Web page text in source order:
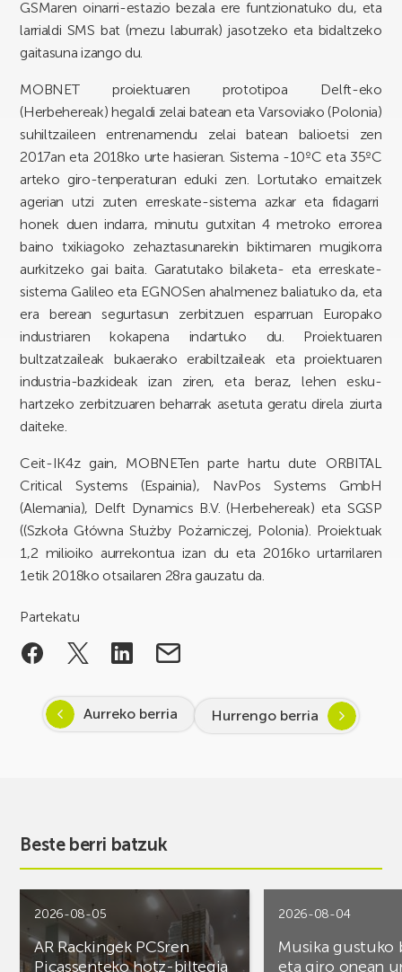
GSMaren oinarri-estazio bezala ere funtzionatuko du, eta
larrialdi SMS bat (mezu laburrak) jasotzeko eta bidaltzeko
gaitasuna izango du.
MOBNET proiektuaren prototipoa Delft-eko
(Herbehereak) hegaldi zelai batean eta Varsoviako (Polonia)
suhiltzaileen entrenamendu zelai batean balioetsi zen
2017an eta 2018ko urte hasieran. Sistema -10ºC eta 35ºC
arteko giro-tenperaturan eduki zen. Lortutako emaitzek
agerian utzi zuten erreskate-sistema azkar eta fidagarri
honek duen indarra, minutu gutxitan 4 metroko errorea
baino txikiagoko zehaztasunarekin biktimaren mugikorra
aurkitzeko gai baita. Garatutako bilaketa- eta erreskate-
sistema Galileo eta EGNOSen ahalmenez baliatuko da, eta
era berean segurtasun zerbitzuen esparruan Europako
industriaren kokapena indartuko du. Proiektuaren
bultzatzaileak bukaerako erabiltzaileak eta proiektuaren
industria-bazkideak izan ziren, eta beraz, lehen esku-
hartzeko zerbitzuaren beharrak asetuta geratu direla ziurta
daiteke.
Ceit-IK4z gain, MOBNETen parte hartu dute ORBITAL
Critical Systems (Espainia), NavPos Systems GmbH
(Alemania), Delft Dynamics B.V. (Herbehereak) eta SGSP
((Szkoła Główna Służby Pożarniczej, Polonia). Proiektuak
1,2 milioiko aurrekontua izan du eta 2016ko urtarrilaren
1etik 2018ko otsailaren 28ra gauzatu da.
Partekatu
Aurreko berria Hurrengo berria
Beste berri batzuk
2026-08-05
AR Rackingek PCSren
Picassenteko hotz-biltegia
2026-08-04
Musika gustuko
eta giro onean